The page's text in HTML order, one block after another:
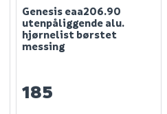
Genesis eaa206.90
utenpåliggende alu.
hjørnelist børstet
messing
185